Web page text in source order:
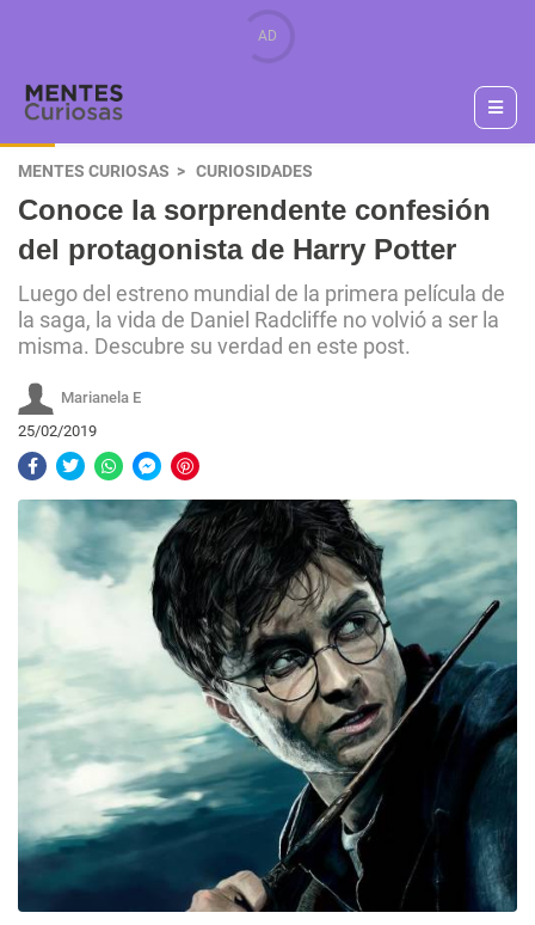
MENTES CURIOSAS CURIOSIDADES
Conoce la sorprendente confesión
del protagonista de Harry Potter
Luego del estreno mundial de la primera película de
la saga, la vida de Daniel Radcliffe no volvió a ser la
misma. Descubre su verdad en este post.
Marianela E
25/02/2019